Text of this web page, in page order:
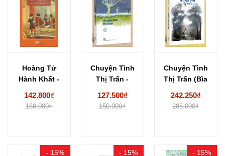
Hoàng Tử
Hành Khất -
142.800₫
168.000₫
Chuyện Tình
Thị Trấn -
127.500₫
150.000₫
Chuyện Tình
Thị Trấn (Bìa
242.250₫
285.000₫
- 15% - 15% - 15%